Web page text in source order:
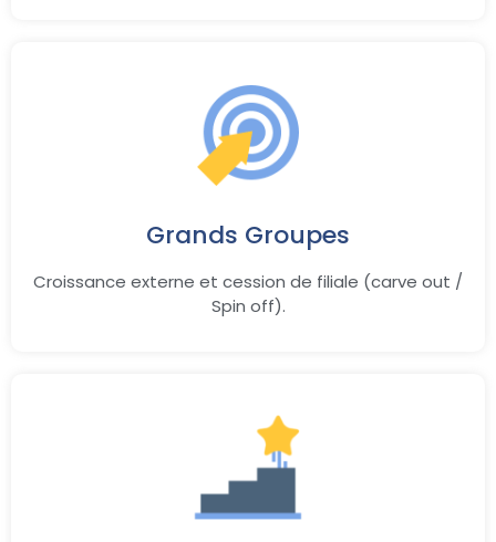
Grands Groupes
Croissance externe et cession de filiale (carve out /
Spin off).